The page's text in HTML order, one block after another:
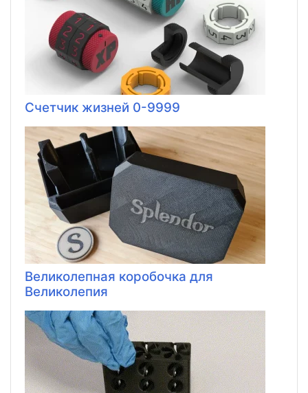
Счетчик жизней 0-9999
Великолепная коробочка для
Великолепия